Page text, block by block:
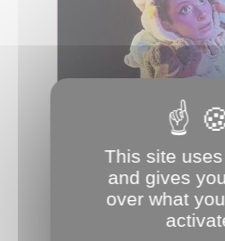
De l’audace dans les
Cette saison, le Cirque
la Maison du théâtre
blanche aux artistes et
This site
and gives
over what